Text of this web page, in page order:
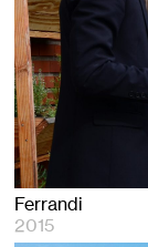
Ferrandi
2015